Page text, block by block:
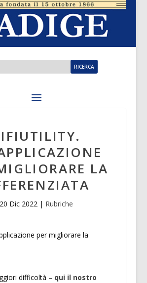
LA
20 Dic 2022 | Rubriche
difficoltà – qui il nostro